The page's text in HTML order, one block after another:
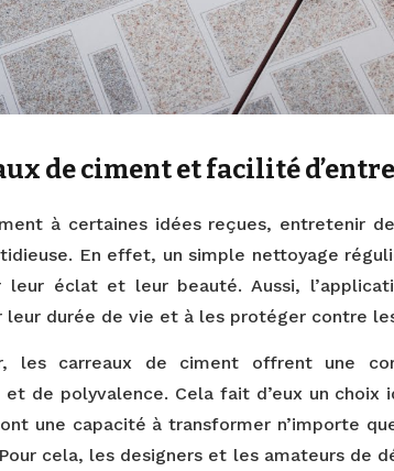
de ciment et facilité
à certaines idées reçues, entretenir
En effet, un simple nettoyage
leur éclat et leur beauté. Aussi,
leur durée de vie et à les protéger contre
les carreaux de ciment offrent une
et de polyvalence. Cela fait d’eux un
une capacité à transformer n’importe
cela, les designers et les amateurs de